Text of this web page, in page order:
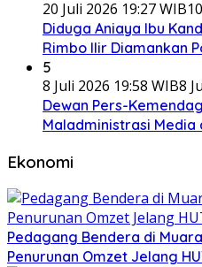
20 Juli 2026 19:27 WIB
Diduga Aniaya Ibu
Rimbo Ilir Diamankan
5
8 Juli 2026 19:58 WIB8
Dewan Pers-
Maladministrasi Media
Ekonomi
Pedagang Bendera di
Penurunan Omzet Jelang